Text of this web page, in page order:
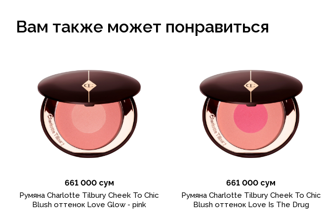
Вам также может понравиться
661 000 сум
Румяна Charlotte Tilbury Cheek To Chic
Blush оттенок Love Glow - pink
661 000 сум
Румяна Charlotte Tilbury Cheek To Chic
Blush оттенок Love Is The Drug